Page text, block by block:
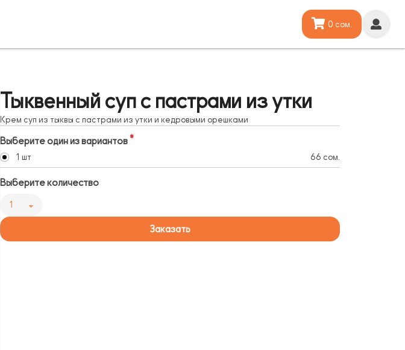
0 сом.
Тыквенный суп с пастрами из утки
Крем суп из тыквы с пастрами из утки и кедровыми орешками
Выберите один из вариантов
1 шт 66 сом.
Выберите количество
1
Заказать